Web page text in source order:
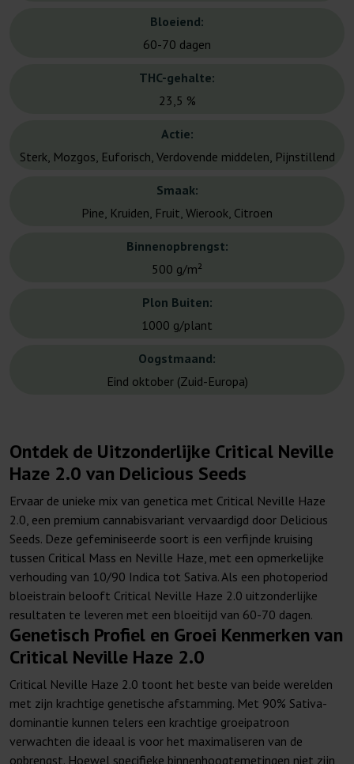
Bloeiend:
60-70 dagen
THC-gehalte:
23,5 %
Actie:
Sterk, Mozgos, Euforisch, Verdovende middelen, Pijnstillend
Smaak:
Pine, Kruiden, Fruit, Wierook, Citroen
Binnenopbrengst:
500 g/m²
Plon Buiten:
1000 g/plant
Oogstmaand:
Eind oktober (Zuid-Europa)
Ontdek de Uitzonderlijke Critical Neville
Haze 2.0 van Delicious Seeds
Ervaar de unieke mix van genetica met Critical Neville Haze
2.0, een premium cannabisvariant vervaardigd door Delicious
Seeds. Deze gefeminiseerde soort is een verfijnde kruising
tussen Critical Mass en Neville Haze, met een opmerkelijke
verhouding van 10/90 Indica tot Sativa. Als een photoperiod
bloeistrain belooft Critical Neville Haze 2.0 uitzonderlijke
resultaten te leveren met een bloeitijd van 60-70 dagen.
Genetisch Profiel en Groei Kenmerken van
Critical Neville Haze 2.0
Critical Neville Haze 2.0 toont het beste van beide werelden
met zijn krachtige genetische afstamming. Met 90% Sativa-
dominantie kunnen telers een krachtige groeipatroon
verwachten die ideaal is voor het maximaliseren van de
opbrengst. Hoewel specifieke binnenhoogtemetingen niet zijn